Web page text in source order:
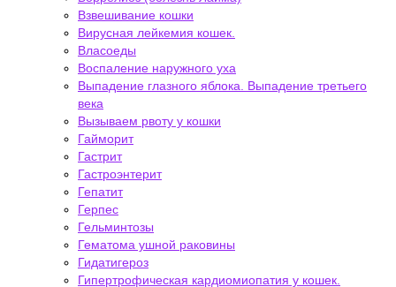
Взвешивание кошки
Вирусная лейкемия кошек.
Власоеды
Воспаление наружного уха
Выпадение глазного яблока. Выпадение третьего
века
Вызываем рвоту у кошки
Гайморит
Гастрит
Гастроэнтерит
Гепатит
Герпес
Гельминтозы
Гематома ушной раковины
Гидатигероз
Гипертрофическая кардиомиопатия у кошек.